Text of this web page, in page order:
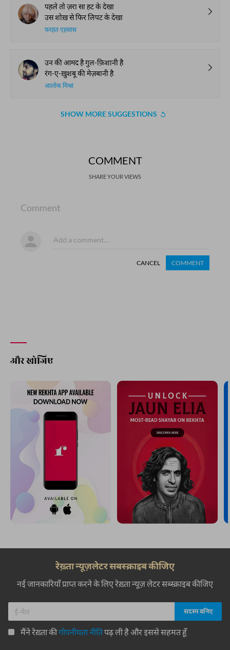
पहले तो ज़रा सा हट के देखा
उस शोख़ से फिर लिपट के देखा
फ़रहत एहसास
उन की आमद है गुल-फ़िशानी है
रंग-ए-ख़ुशबू की मेज़बानी है
आलोक मिश्रा
SHOW MORE SUGGESTIONS
COMMENT
SHARE YOUR VIEWS
Comment
CANCEL COMMENT
और खोजिए
रेख़्ता न्यूज़लेटर सबस्क्राइब कीजिए
नई जानकारियाँ प्राप्त करने के लिए रेख़्ता न्यूज़ लेटर सब्स्क्राइब कीजिए
मैंने रेख़्ता कीगोपनीयता नीतिपढ़ ली है और इससे सहमत हूँ